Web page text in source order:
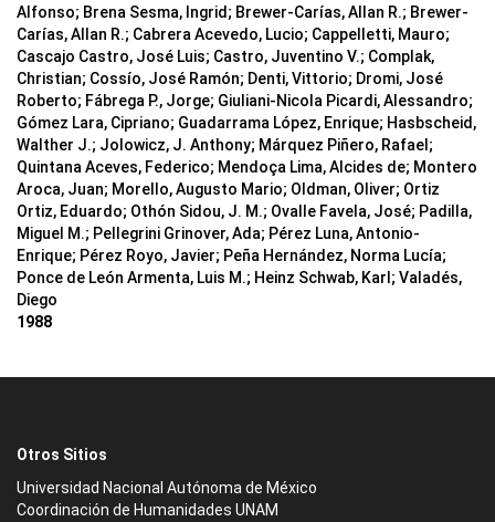
Alfonso; Brena Sesma, Ingrid; Brewer-Carías, Allan R.; Brewer-
Carías, Allan R.; Cabrera Acevedo, Lucio; Cappelletti, Mauro;
Cascajo Castro, José Luis; Castro, Juventino V.; Complak,
Christian; Cossío, José Ramón; Denti, Vittorio; Dromi, José
Roberto; Fábrega P., Jorge; Giuliani-Nicola Picardi, Alessandro;
Gómez Lara, Cipriano; Guadarrama López, Enrique; Hasbscheid,
Walther J.; Jolowicz, J. Anthony; Márquez Piñero, Rafael;
Quintana Aceves, Federico; Mendoça Lima, Alcides de; Montero
Aroca, Juan; Morello, Augusto Mario; Oldman, Oliver; Ortiz
Ortiz, Eduardo; Othón Sidou, J. M.; Ovalle Favela, José; Padilla,
Miguel M.; Pellegrini Grinover, Ada; Pérez Luna, Antonio-
Enrique; Pérez Royo, Javier; Peña Hernández, Norma Lucía;
Ponce de León Armenta, Luis M.; Heinz Schwab, Karl; Valadés,
Diego
1988
Otros Sitios
Universidad Nacional Autónoma de México
Coordinación de Humanidades UNAM